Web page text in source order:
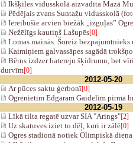
Ikšķiles vidusskolā aizvadīta Mazā
Pēdējais zvans Suntažu vidusskolā
Iereibušie arvien biežāk „izguļas”
Nežēlīgs kautiņš Lašupēs[0]
Lomas mainās. Šoreiz
Kaimiņiem galvassāpes sagādā
Bērns izdzer batereju šķidrumu, bet
durvīm[0]
2012-05-20
Ar pūces saktu ģerbonī[0]
Ogrēnietim Edgaram Gaidelim pirmā
2012-05-19
Līkā tilta regatē uzvar SIA "Arings"[2]
Uz skatuves iziet to dēļ, kuri ir zālē[0]
Ogres stadionā notiek Olimpiskā